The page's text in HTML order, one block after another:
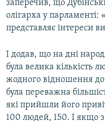
заперечив, що
олігарха у парламенті:
представляє інтереси
І додав, що на дні
була велика кількість
жодного відношення
була переважна
які прийшли його
100 людей, 150. І якщо